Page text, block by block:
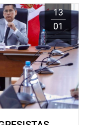
13
01